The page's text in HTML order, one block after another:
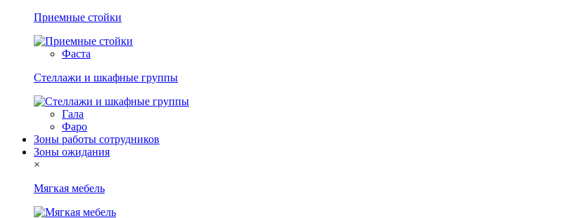
Приемные стойки
Фаста
Стеллажи и шкафные группы
Гала
Фаро
Зоны работы сотрудников
Зоны ожидания
×
Мягкая мебель